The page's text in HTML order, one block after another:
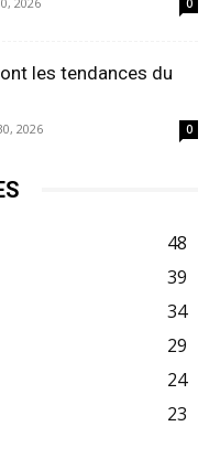
0
les tendances du
2026 0
48
39
34
29
24
23